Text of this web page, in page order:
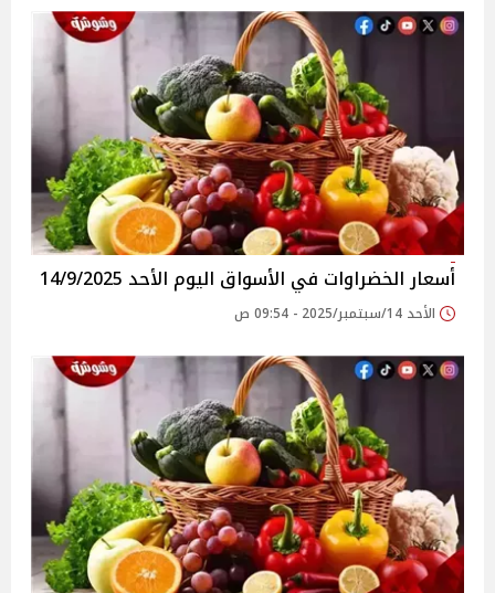
أسعار الخضراوات في الأسواق‎‎ اليوم الأحد 14/9/2025
الأحد 14/سبتمبر/2025 - 09:54 ص